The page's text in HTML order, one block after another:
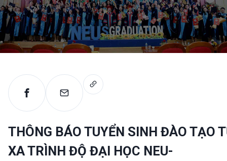
TRÌNH ĐỘ ĐẠI HỌC NEU-ELEARNING NĂM
2024 CỦA TRƯỜNG ĐẠI HỌC KINH TẾ
DÂN KHU VỰC MIỀN BẮC TẠI TP HÀ NỘI
(ĐỢT 3)
THÔNG BÁO TUYỂN SINH ĐÀO TẠO
XA TRÌNH ĐỘ ĐẠI HỌC NEU-